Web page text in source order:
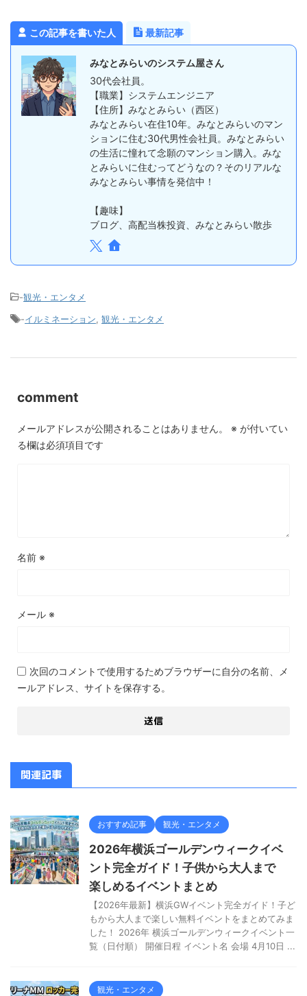
この記事を書いた人 最新記事
みなとみらいのシステム屋さん
30代会社員。
【職業】システムエンジニア
【住所】みなとみらい（西区）
みなとみらい在住10年。みなとみらいのマン
ションに住む30代男性会社員。みなとみらい
の生活に憧れて念願のマンション購入。みな
とみらいに住むってどうなの？そのリアルな
みなとみらい事情を発信中！
【趣味】
ブログ、高配当株投資、みなとみらい散歩
-観光・エンタメ
-イルミネーション, 観光・エンタメ
comment
メールアドレスが公開されることはありません。 ※ が付いてい
る欄は必須項目です
名前 ※
メール ※
次回のコメントで使用するためブラウザーに自分の名前、メ
ールアドレス、サイトを保存する。
関連記事
おすすめ記事 観光・エンタメ
2026年横浜ゴールデンウィークイベ
ント完全ガイド！子供から大人まで
楽しめるイベントまとめ
【2026年最新】横浜GWイベント完全ガイド！子ど
もから大人まで楽しい無料イベントをまとめてみま
した！ 2026年 横浜ゴールデンウィークイベント一
覧（日付順） 開催日程 イベント名 会場 4月10日 ...
観光・エンタメ